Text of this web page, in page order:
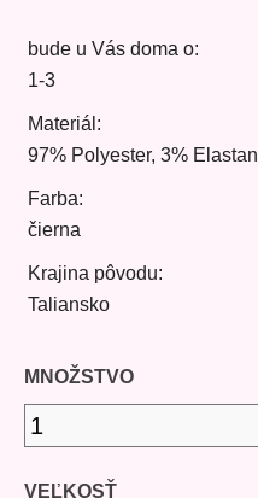
bude u Vás doma o:
1-3
Materiál:
97% Polyester, 3% Elastan
Farba:
čierna
Krajina pôvodu:
Taliansko
MNOŽSTVO
VEĽKOSŤ